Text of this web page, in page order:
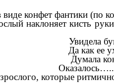
конфет фантики (по
наклоняет кисть
Увидела
Да как ее
Думала
которые